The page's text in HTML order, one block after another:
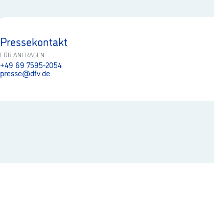
Pressekontakt
FÜR ANFRAGEN
+49 69 7595-2054
presse@dfv.de